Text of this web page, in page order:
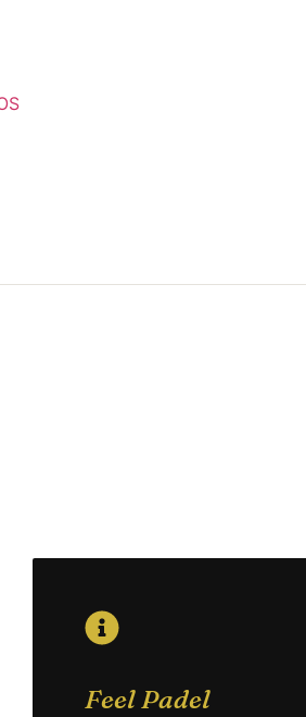
Feel Padel